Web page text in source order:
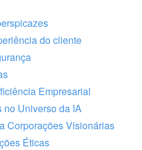
do cliente
Empresarial
no Universo da IA
Corporações Visionárias
Éticas